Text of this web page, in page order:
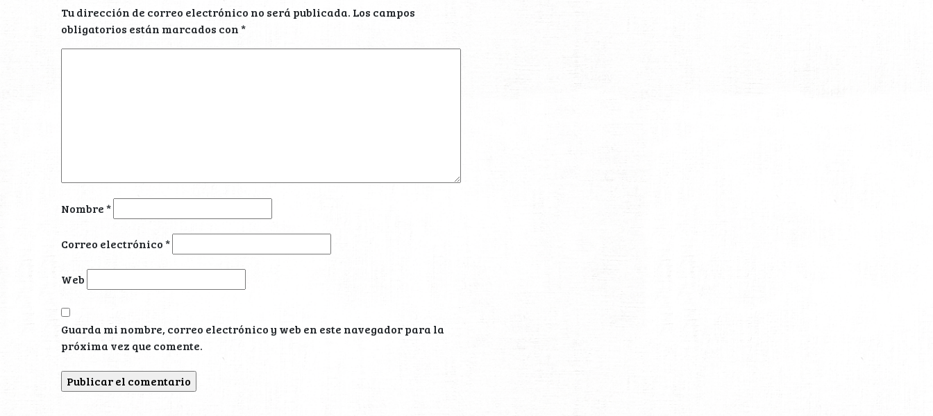
Tu dirección de correo electrónico no será publicada. Los campos
obligatorios están marcados con*
Nombre*
Correo electrónico*
Web
Guarda mi nombre, correo electrónico y web en este navegador para la
próxima vez que comente.